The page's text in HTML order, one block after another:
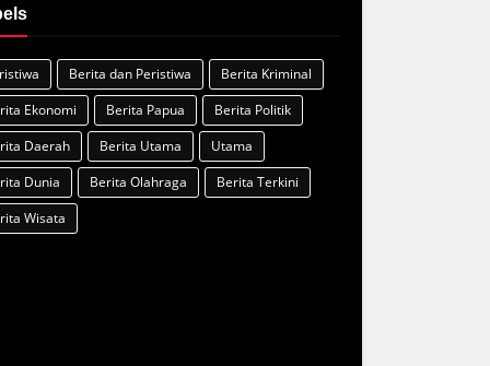
Berita dan Peristiwa
Berita Kriminal
Ekonomi
Berita Papua
Berita Politik
Daerah
Berita Utama
Utama
Dunia
Berita Olahraga
Berita Terkini
Wisata